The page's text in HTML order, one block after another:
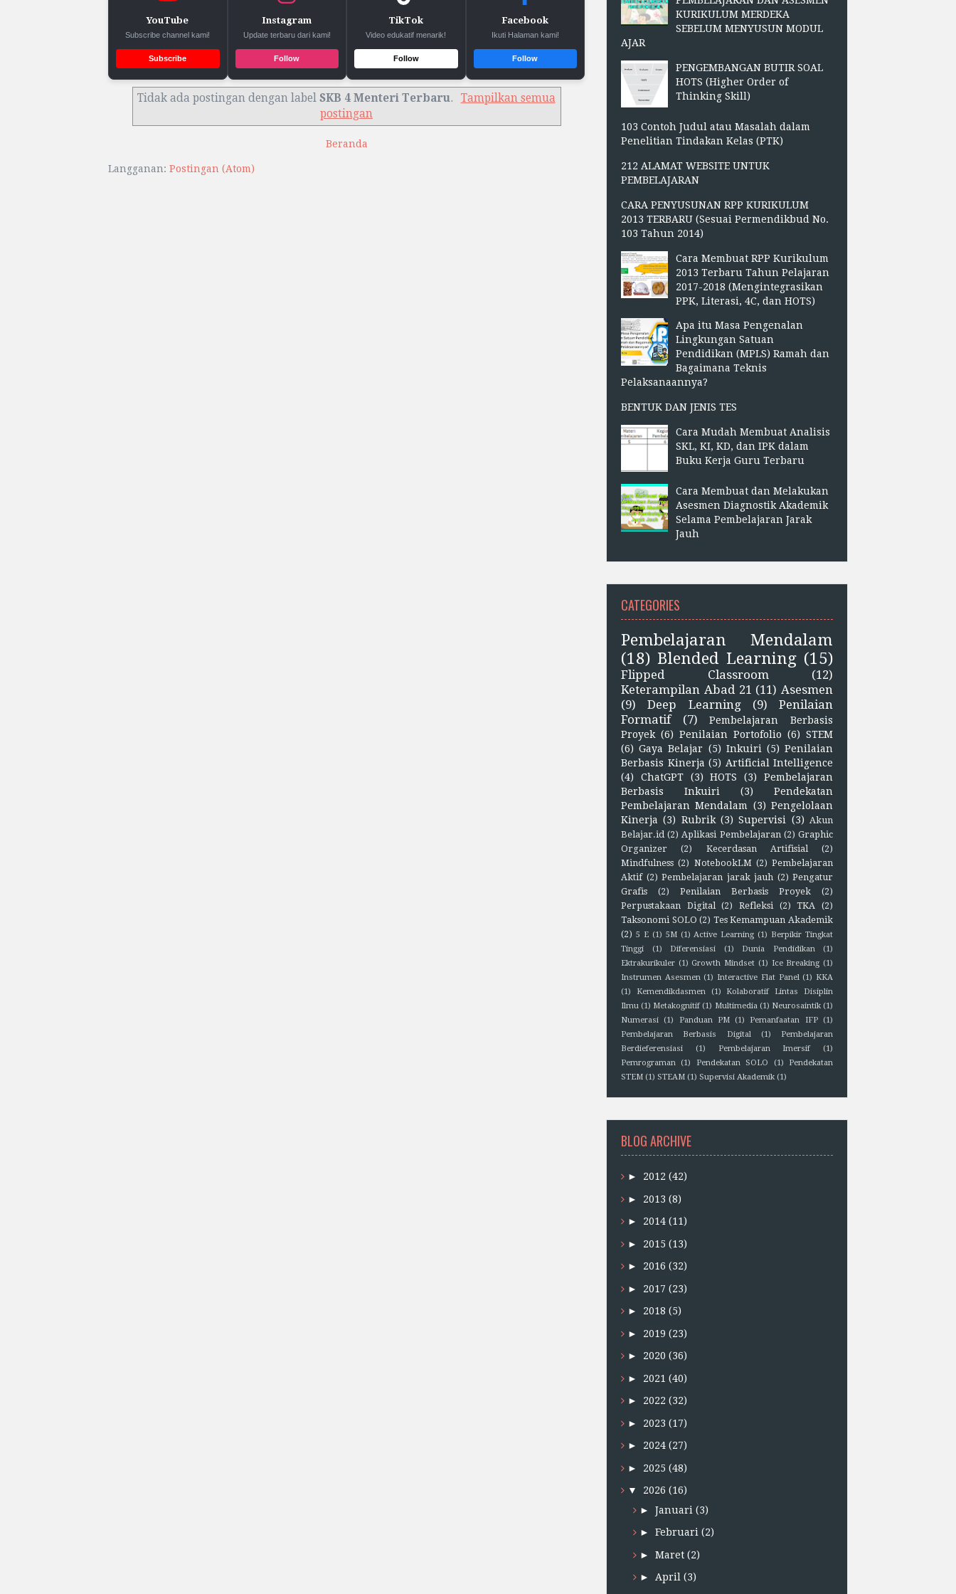
YouTube
Subscribe channel kami!
Subscribe
Instagram
Update terbaru dari kami!
Follow
TikTok
Video edukatif menarik!
Follow
Facebook
Ikuti Halaman kami!
Follow
Tidak ada postingan dengan labelSKB 4 Menteri Terbaru.
Tampilkan semua
postingan
Beranda
Langganan: Postingan (Atom)
KURIKULUM MERDEKA
SEBELUM MENYUSUN MODUL
AJAR
PENGEMBANGAN BUTIR SOAL
HOTS (Higher Order of
Thinking Skill)
103 Contoh Judul atau Masalah dalam
Penelitian Tindakan Kelas (PTK)
212 ALAMAT WEBSITE UNTUK
PEMBELAJARAN
CARA PENYUSUNAN RPP KURIKULUM
2013 TERBARU (Sesuai Permendikbud No.
103 Tahun 2014)
Cara Membuat RPP Kurikulum
2013 Terbaru Tahun Pelajaran
2017-2018 (Mengintegrasikan
PPK, Literasi, 4C, dan HOTS)
Apa itu Masa Pengenalan
Lingkungan Satuan
Pendidikan (MPLS) Ramah dan
Bagaimana Teknis
Pelaksanaannya?
BENTUK DAN JENIS TES
Cara Mudah Membuat Analisis
SKL, KI, KD, dan IPK dalam
Buku Kerja Guru Terbaru
Cara Membuat dan Melakukan
Asesmen Diagnostik Akademik
Selama Pembelajaran Jarak
Jauh
CATEGORIES
Pembelajaran Mendalam
(18) Blended Learning (15)
Flipped Classroom
(12)
Keterampilan Abad 21 (11) Asesmen
(9)
Deep Learning (9)
Penilaian
Formatif
(7)
Pembelajaran Berbasis
Proyek (6) Penilaian Portofolio (6) STEM
(6) Gaya Belajar (5) Inkuiri (5) Penilaian
Berbasis Kinerja (5) Artificial Intelligence
(4)
ChatGPT (3) HOTS (3)
Pembelajaran
Berbasis Inkuiri
(3)
Pendekatan
Pembelajaran Mendalam (3) Pengelolaan
Kinerja (3) Rubrik (3) Supervisi (3) Akun
Belajar.id (2) Aplikasi Pembelajaran (2) Graphic
Organizer
(2) Kecerdasan Artifisial
(2)
Mindfulness (2) NotebookLM (2) Pembelajaran
Aktif (2) Pembelajaran jarak jauh (2) Pengatur
Grafis
(2) Penilaian Berbasis Proyek
(2)
Perpustakaan Digital (2) Refleksi (2) TKA
(2)
Taksonomi SOLO (2) Tes Kemampuan Akademik
(2) 5 E (1) 5M (1) Active Learning (1) Berpikir Tingkat
Tinggi
(1) Diferensiasi (1) Dunia Pendidikan
(1)
Ektrakurikuler (1) Growth Mindset (1) Ice Breaking (1)
Instrumen Asesmen (1) Interactive Flat Panel (1) KKA
(1)
Kemendikdasmen (1)
Kolaboratif Lintas Disiplin
Ilmu (1) Metakognitif (1) Multimedia (1) Neurosaintik (1)
Numerasi
(1) Panduan PM (1) Pemanfaatan IFP
(1)
Pembelajaran Berbasis Digital
(1)
Pembelajaran
Berdieferensiasi
(1) Pembelajaran Imersif
(1)
Pemrograman
(1) Pendekatan SOLO (1)
Pendekatan
STEM (1) STEAM (1) Supervisi Akademik (1)
BLOG ARCHIVE
► 2012 (42)
► 2013 (8)
► 2014 (11)
► 2015 (13)
► 2016 (32)
► 2017 (23)
► 2018 (5)
► 2019 (23)
► 2020 (36)
► 2021 (40)
► 2022 (32)
► 2023 (17)
► 2024 (27)
► 2025 (48)
▼
2026 (16)
► Januari (3)
► Februari (2)
► Maret (2)
► April (3)